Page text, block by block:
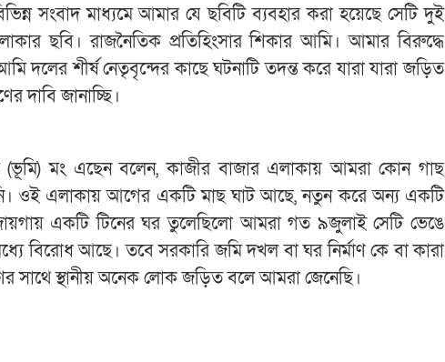
সংবাদ মাধ্যমে আমার যে ছবিটি ব্যবহার করা হয়েছে সেটি দুই
ছবি। রাজনৈতিক প্রতিহিংসার শিকার আমি। আমার বিরুদ্ধে
দলের শীর্ষ নেতৃবৃন্দের কাছে ঘটনাটি তদন্ত করে যারা যারা জড়িত
দাবি জানাচ্ছি।
(ভূমি) মং এছেন বলেন, কাজীর বাজার এলাকায় আমরা কোন গাছ
ওই এলাকায় আগের একটি মাছ ঘাট আছে, নতুন করে অন্য একটি
একটি টিনের ঘর তুলেছিলো আমরা গত ৯জুলাই সেটি ভেঙে
বিরোধ আছে। তবে সরকারি জমি দখল বা ঘর নির্মাণ কে বা কারা
সাথে স্থানীয় অনেক লোক জড়িত বলে আমরা জেনেছি।